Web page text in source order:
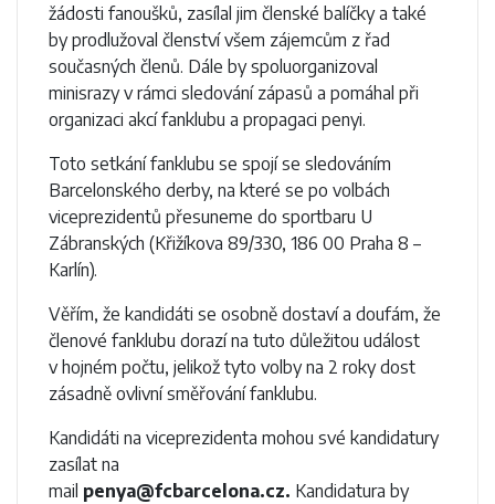
žádosti fanoušků, zasílal jim členské balíčky a také
by prodlužoval členství všem zájemcům z řad
současných členů. Dále by spoluorganizoval
minisrazy v rámci sledování zápasů a pomáhal při
organizaci akcí fanklubu a propagaci penyi.
Toto setkání fanklubu se spojí se sledováním
Barcelonského derby, na které se po volbách
viceprezidentů přesuneme do sportbaru U
Zábranských (Křižíkova 89/330, 186 00 Praha 8 –
Karlín).
Věřím, že kandidáti se osobně dostaví a doufám, že
členové fanklubu dorazí na tuto důležitou událost
v hojném počtu, jelikož tyto volby na 2 roky dost
zásadně ovlivní směřování fanklubu.
Kandidáti na viceprezidenta mohou své kandidatury
zasílat na
mail penya@fcbarcelona.cz. Kandidatura by